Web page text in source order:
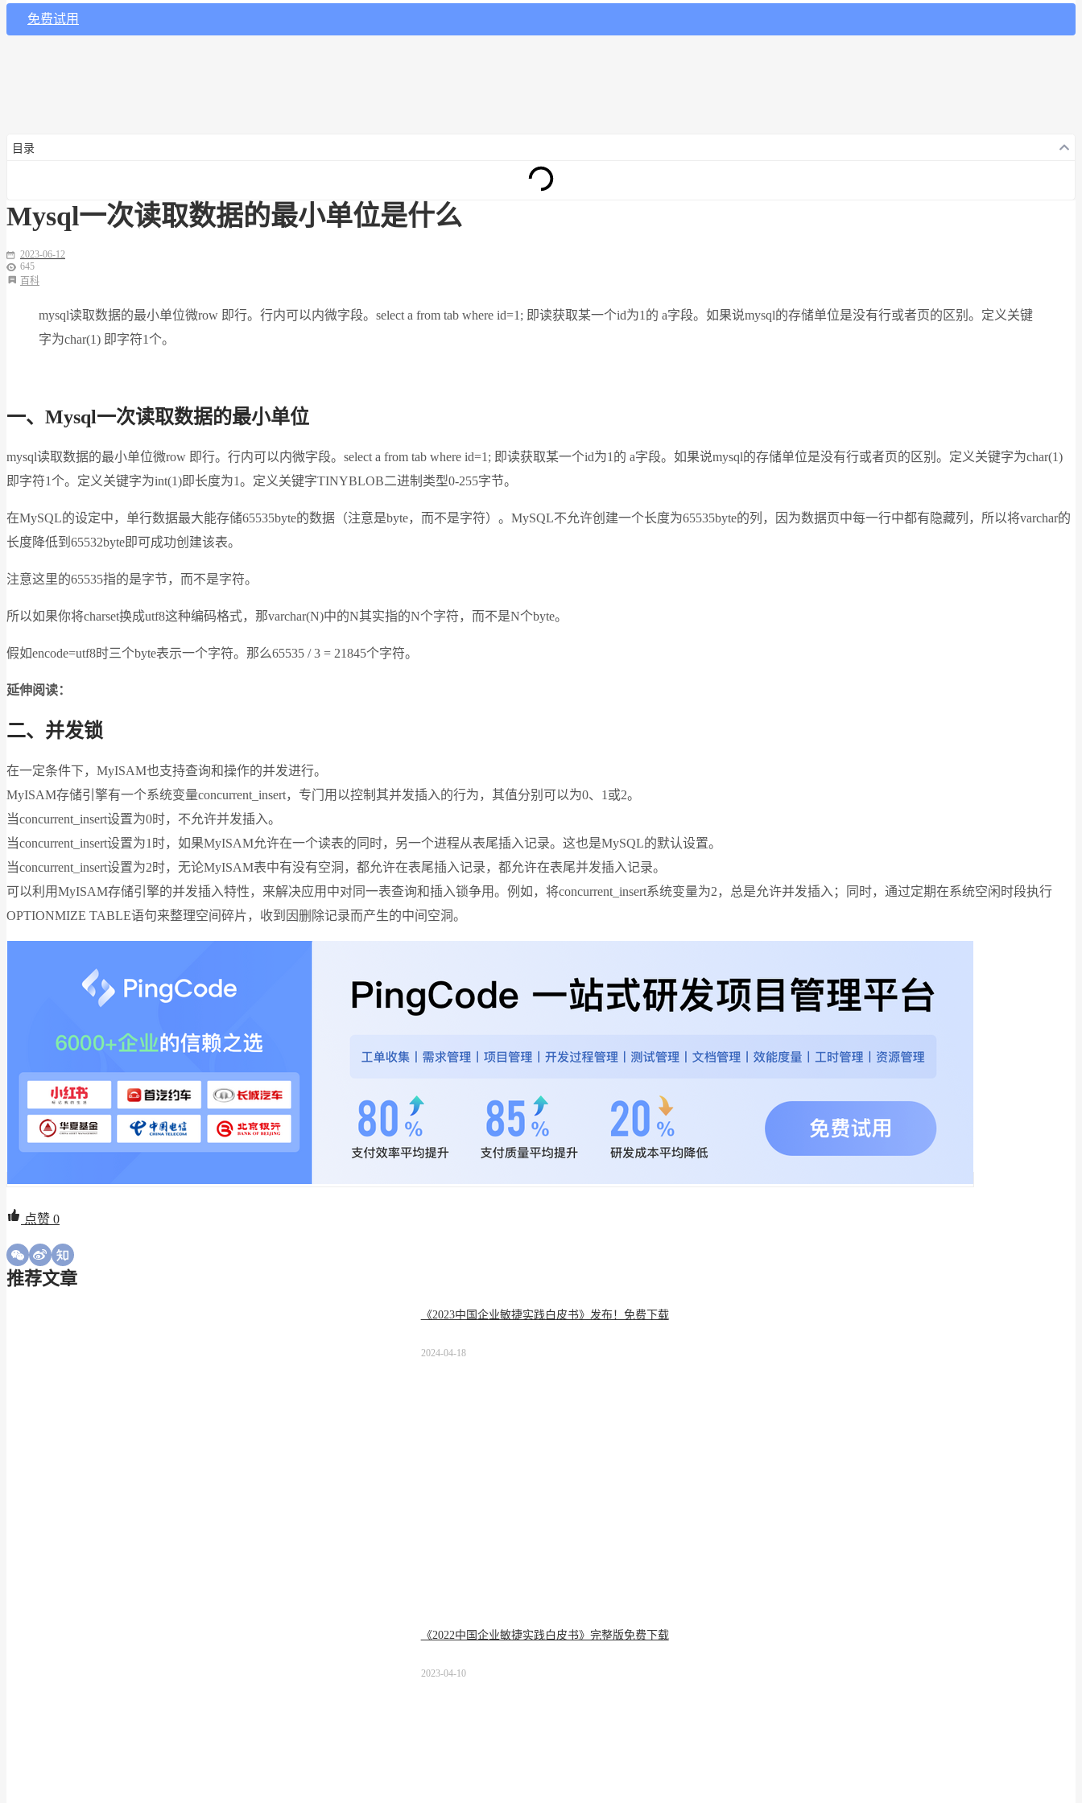
免费试用
目录
Mysql一次读取数据的最小单位是什么
2023-06-12
645
百科
mysql读取数据的最小单位微row 即行。行内可以内微字段。select a from tab where id=1; 即读获取某一个id为1的 a字段。如果说mysql的存储单位是没有行或者页的区别。定义关键
字为char(1) 即字符1个。
一、Mysql一次读取数据的最小单位
mysql读取数据的最小单位微row 即行。行内可以内微字段。select a from tab where id=1; 即读获取某一个id为1的 a字段。如果说mysql的存储单位是没有行或者页的区别。定义关键字为char(1)
即字符1个。定义关键字为int(1)即长度为1。定义关键字TINYBLOB二进制类型0-255字节。
在MySQL的设定中，单行数据最大能存储65535byte的数据（注意是byte，而不是字符）。MySQL不允许创建一个长度为65535byte的列，因为数据页中每一行中都有隐藏列，所以将varchar的
长度降低到65532byte即可成功创建该表。
注意这里的65535指的是字节，而不是字符。
所以如果你将charset换成utf8这种编码格式，那varchar(N)中的N其实指的N个字符，而不是N个byte。
假如encode=utf8时三个byte表示一个字符。那么65535 / 3 = 21845个字符。
延伸阅读：
二、并发锁
在一定条件下，MyISAM也支持查询和操作的并发进行。
MyISAM存储引擎有一个系统变量concurrent_insert，专门用以控制其并发插入的行为，其值分别可以为0、1或2。
当concurrent_insert设置为0时，不允许并发插入。
当concurrent_insert设置为1时，如果MyISAM允许在一个读表的同时，另一个进程从表尾插入记录。这也是MySQL的默认设置。
当concurrent_insert设置为2时，无论MyISAM表中有没有空洞，都允许在表尾插入记录，都允许在表尾并发插入记录。
可以利用MyISAM存储引擎的并发插入特性，来解决应用中对同一表查询和插入锁争用。例如，将concurrent_insert系统变量为2，总是允许并发插入；同时，通过定期在系统空闲时段执行
OPTIONMIZE TABLE语句来整理空间碎片，收到因删除记录而产生的中间空洞。
点赞 0
推荐文章
《2023中国企业敏捷实践白皮书》发布！免费下载
2024-04-18
《2022中国企业敏捷实践白皮书》完整版免费下载
2023-04-10